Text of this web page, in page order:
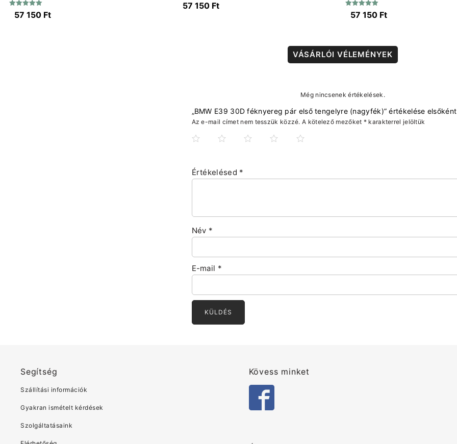
Értékelés:
5.00
57 150 Ft
57 150 Ft
Értékelés:
5.00
57 150 Ft
VÁSÁRLÓI VÉLEMÉNYEK
Még nincsenek értékelések.
„BMW E39 30D féknyereg pár első tengelyre (nagyfék)” értékelése elsőként
Az e-mail címet nem tesszük közzé. A kötelező mezőket * karakterrel jelöltük
Értékelésed *
Név *
E-mail *
Segítség
Szállítási információk
Gyakran ismételt kérdések
Szolgáltatásaink
Kövess minket